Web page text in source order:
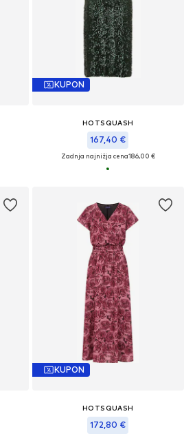
KUPON
HOTSQUASH
167,40 €
Zadnja najnižja cena186,00 €
KUPON
HOTSQUASH
172,80 €